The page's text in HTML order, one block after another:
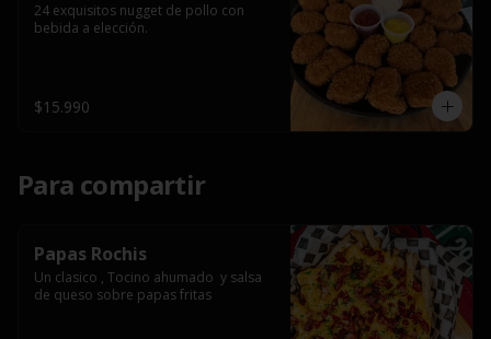
24 exquisitos nugget de pollo con
bebida a elección.
$15.990
Para compartir
Papas Rochis
Un clasico , Tocino ahumado  y salsa
de queso sobre papas fritas